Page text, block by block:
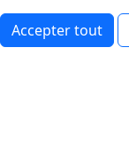
Accepter tout